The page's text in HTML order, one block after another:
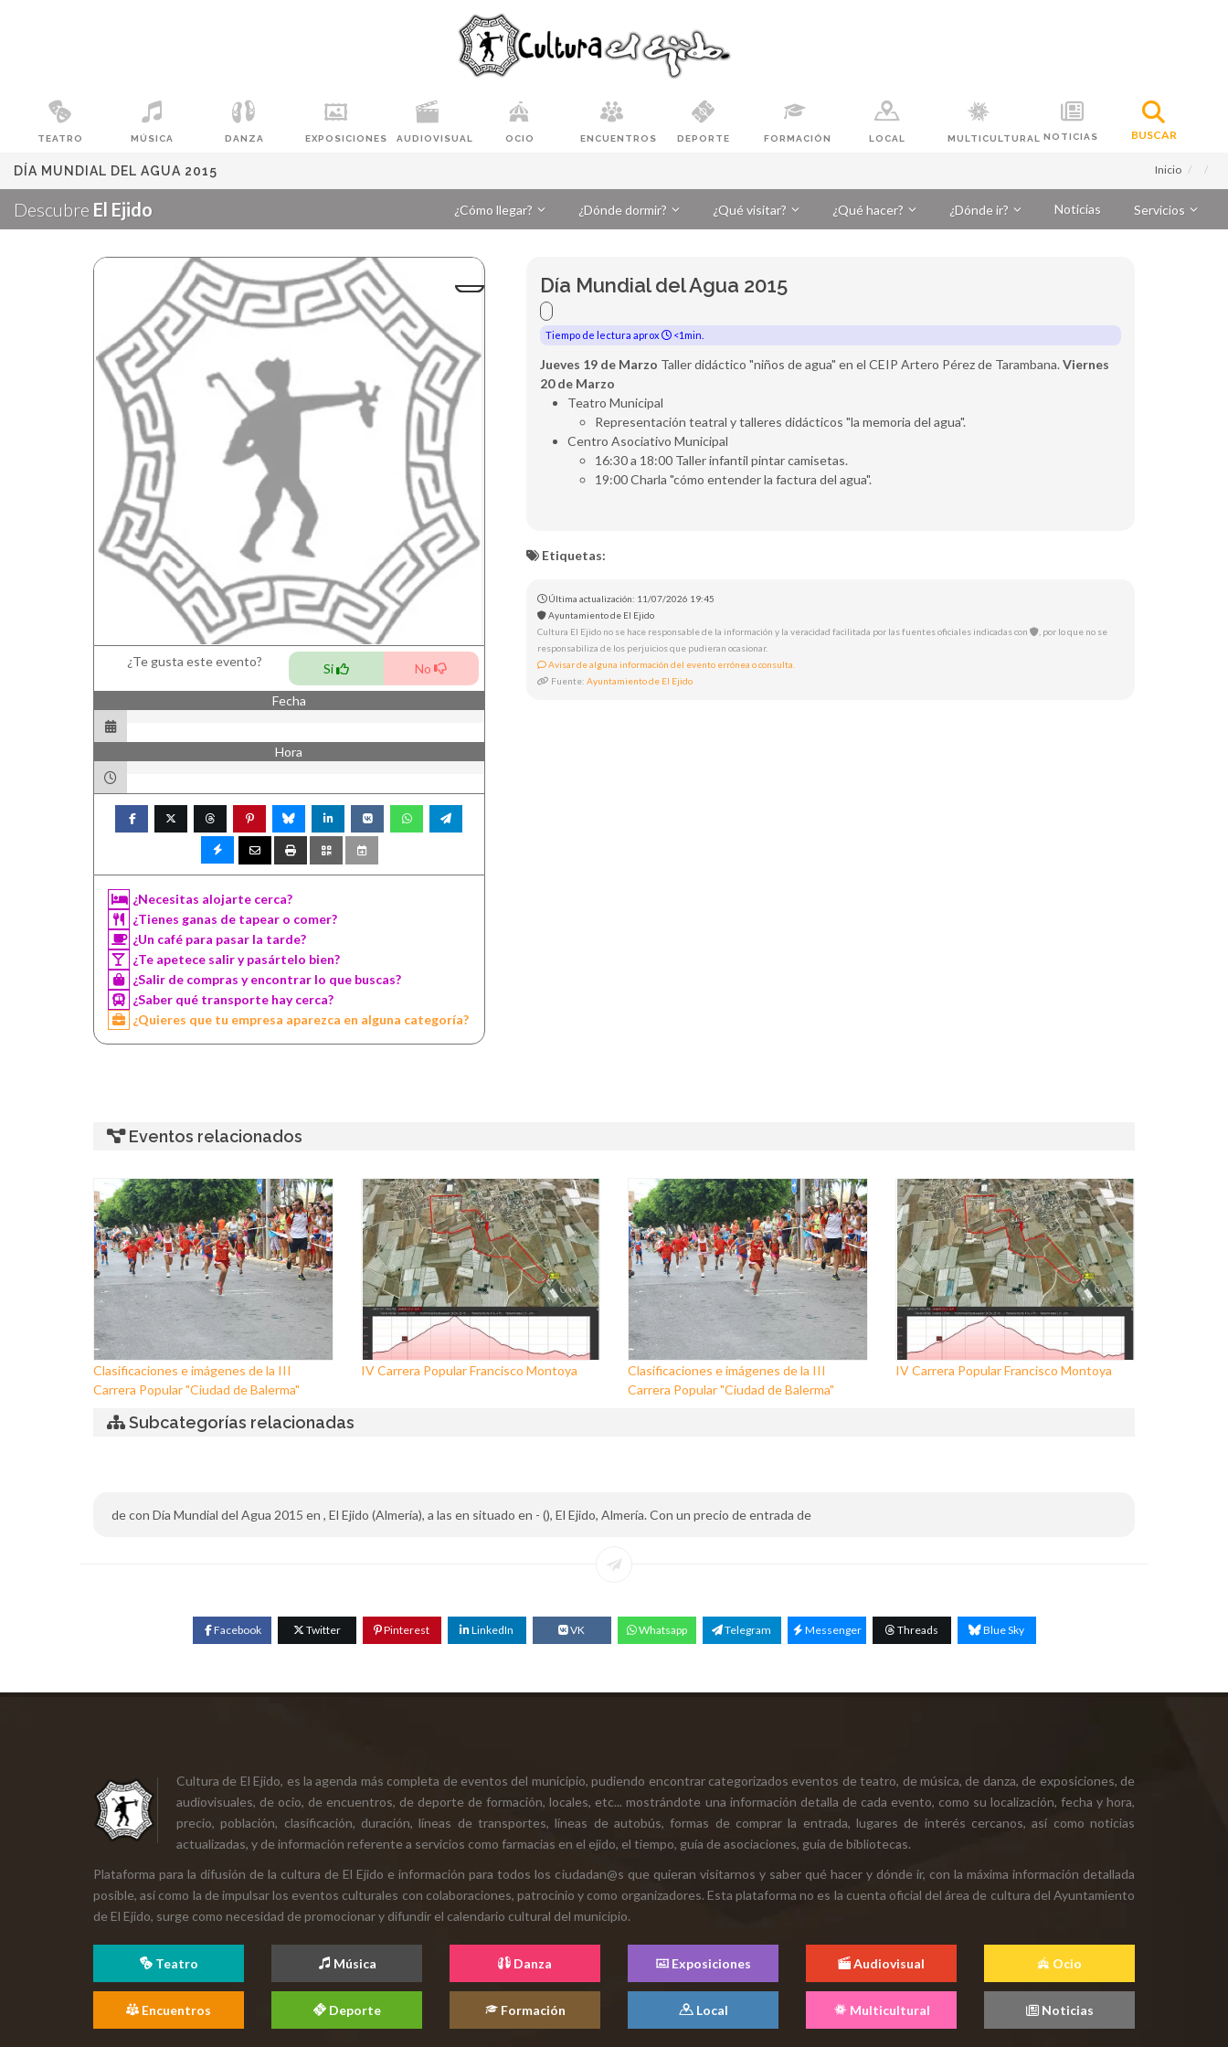
TEATRO MÚSICA DANZA EXPOSICIONES AUDIOVISUAL OCIO ENCUENTROS DEPORTE FORMACIÓN LOCAL MULTICULTURAL NOTICIAS BUSCAR
DÍA MUNDIAL DEL AGUA 2015 Inicio
Descubre El Ejido ¿Cómo llegar? ¿Dónde dormir? ¿Qué visitar? ¿Qué hacer? ¿Dónde ir? Noticias Servicios
¿Te gusta este evento? Si No
Fecha
Hora
¿Necesitas alojarte cerca?
¿Tienes ganas de tapear o comer?
¿Un café para pasar la tarde?
¿Te apetece salir y pasártelo bien?
¿Salir de compras y encontrar lo que buscas?
¿Saber qué transporte hay cerca?
¿Quieres que tu empresa aparezca en alguna categoría?
Día Mundial del Agua 2015
Tiempo de lectura aprox <1min.
Jueves 19 de Marzo Taller didáctico "niños de agua" en el CEIP Artero Pérez de Tarambana.Viernes
20 de Marzo
Teatro Municipal
Representación teatral y talleres didácticos "la memoria del agua".
Centro Asociativo Municipal
16:30 a 18:00 Taller infantil pintar camisetas.
19:00 Charla "cómo entender la factura del agua".
Etiquetas:
Última actualización: 11/07/2026 19:45
Ayuntamiento de El Ejido
Cultura El Ejido no se hace responsable de la información y la veracidad facilitada por las fuentes oficiales indicadas con
, por lo que no se
responsabiliza de los perjuicios que pudieran ocasionar.
Avisar de alguna información del evento errónea o consulta.
Fuente:Ayuntamiento de El Ejido
Eventos relacionados
Clasificaciones e imágenes de la III
Carrera Popular "Ciudad de Balerma"
IV Carrera Popular Francisco Montoya
Clasificaciones e imágenes de la III
Carrera Popular "Ciudad de Balerma"
IV Carrera Popular Francisco Montoya
Subcategorías relacionadas
de con Día Mundial del Agua 2015 en , El Ejido (Almería), a las en situado en - (), El Ejido, Almería. Con un precio de entrada de
Facebook Twitter Pinterest LinkedIn VK Whatsapp Telegram Messenger Threads Blue Sky
Cultura de El Ejido, es la agenda más completa de eventos del municipio, pudiendo encontrar categorizados eventos de teatro, de música, de danza, de exposiciones, de
audiovisuales, de ocio, de encuentros, de deporte de formación, locales, etc... mostrándote una información detalla de cada evento, como su localización, fecha y hora,
precio, población, clasificación, duración, líneas de transportes, líneas de autobús, formas de comprar la entrada, lugares de interés cercanos, así como noticias
actualizadas, y de información referente a servicios como farmacias en el ejido, el tiempo, guía de asociaciones, guía de bibliotecas.
Plataforma para la difusión de la cultura de El Ejido e información para todos los ciudadan@s que quieran visitarnos y saber qué hacer y dónde ir, con la máxima información detallada
posible, así como la de impulsar los eventos culturales con colaboraciones, patrocinio y como organizadores. Esta plataforma no es la cuenta oficial del área de cultura del Ayuntamiento
de El Ejido, surge como necesidad de promocionar y difundir el calendario cultural del municipio.
Teatro Música Danza Exposiciones Audiovisual Ocio
Encuentros Deporte Formación Local Multicultural Noticias